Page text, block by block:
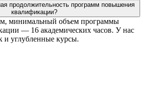
продолжительность программ повышения
квалификации?
минимальный объем программы
— 16 академических часов. У нас
и углубленные курсы.